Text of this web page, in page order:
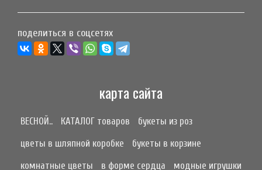
поделиться в соцсетях
карта сайта
ВЕСНОЙ.. КАТАЛОГ товаров
букеты из роз
цветы в шляпной коробке
букеты в корзине
комнатные цветы
в форме сердца
модные игрушки